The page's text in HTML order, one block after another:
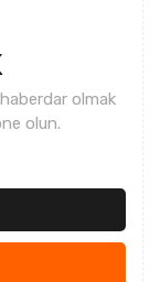
olmak
olun.